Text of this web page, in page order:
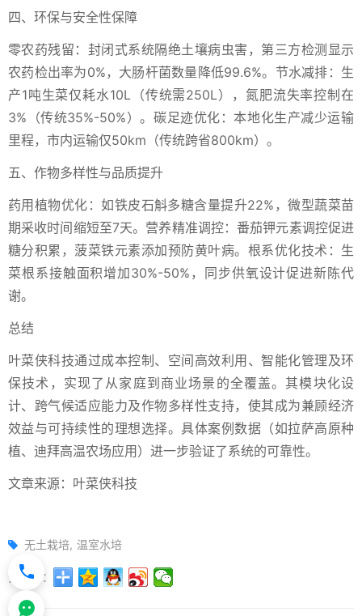
四、环保与安全性保障
零农药残留：封闭式系统隔绝土壤病虫害，第三方检测显示
农药检出率为0%，大肠杆菌数量降低99.6%。节水减排：生
产1吨生菜仅耗水10L（传统需250L），氮肥流失率控制在
3%（传统35%-50%）。碳足迹优化：本地化生产减少运输
里程，市内运输仅50km（传统跨省800km）。
五、作物多样性与品质提升
药用植物优化：如铁皮石斛多糖含量提升22%，微型蔬菜苗
期采收时间缩短至7天。营养精准调控：番茄钾元素调控促进
糖分积累，菠菜铁元素添加预防黄叶病。根系优化技术：生
菜根系接触面积增加30%-50%，同步供氧设计促进新陈代
谢。
总结
叶菜侠科技通过成本控制、空间高效利用、智能化管理及环
保技术，实现了从家庭到商业场景的全覆盖。其模块化设
计、跨气候适应能力及作物多样性支持，使其成为兼顾经济
效益与可持续性的理想选择。具体案例数据（如拉萨高原种
植、迪拜高温农场应用）进一步验证了系统的可靠性。
文章来源：叶菜侠科技
无土栽培 温室水培
分享到：